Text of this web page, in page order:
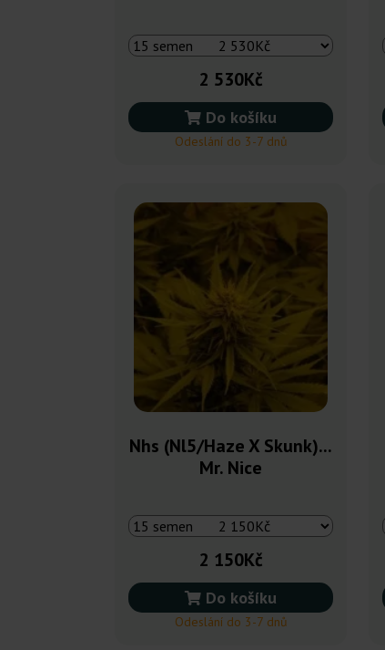
2 530Kč
Do košíku
Odeslání do 3-7 dnů
Nhs (Nl5/Haze X Skunk)...
Mr. Nice
2 150Kč
Do košíku
Odeslání do 3-7 dnů